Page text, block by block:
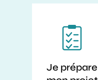
Je prépare